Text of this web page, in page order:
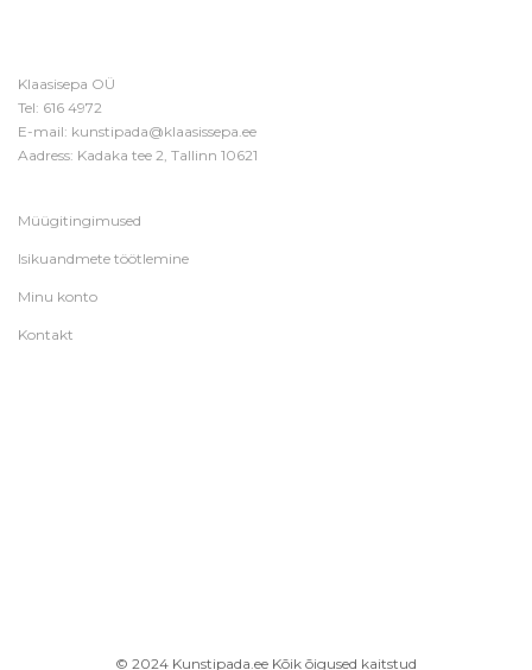
Klaasisepa OÜ
Tel: 616 4972
E-mail: kunstipada@klaasissepa.ee
Aadress: Kadaka tee 2, Tallinn 10621
Müügitingimused
Isikuandmete töötlemine
Minu konto
Kontakt
© 2024 Kunstipada.ee Kõik õigused kaitstud